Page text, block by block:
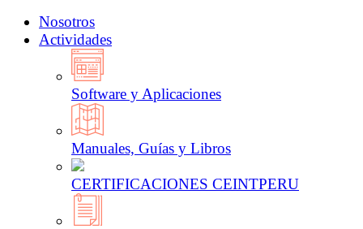
Nosotros
Actividades
Software y Aplicaciones
Manuales, Guías y Libros
CERTIFICACIONES CEINTPERU